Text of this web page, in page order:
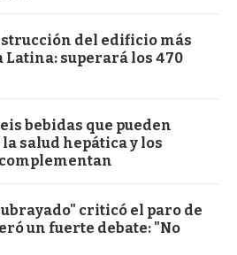
del edificio más
Latina: superará los 470
bebidas que pueden
salud hepática y los
criticó el paro de
un fuerte debate: "No